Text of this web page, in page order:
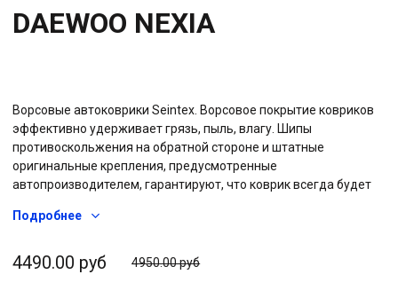
DAEWOO NEXIA
Ворсовые автоковрики Seintex. Ворсовое покрытие ковриков
эффективно удерживает грязь, пыль, влагу. Шипы
противоскольжения на обратной стороне и штатные
оригинальные крепления, предусмотренные
автопроизводителем, гарантируют, что коврик всегда будет
проникать на штатное ковровое покрытие автомобиля, вся
ковролина на водительском коврике «подпятник» - защитит
изделие от преждевременного износа под педальным узлом.
Подробнее
4490.00 руб 4950.00 руб